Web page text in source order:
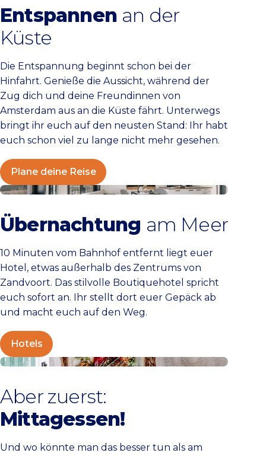
Entspannen an der
Küste
Die Entspannung beginnt schon bei der
Hinfahrt. Genieße die Aussicht, während der
Zug dich und deine Freundinnen von
Amsterdam aus an die Küste fährt. Unterwegs
bringt ihr euch auf den neusten Stand: Ihr habt
euch schon viel zu lange nicht mehr gesehen.
Plane deine Reise
Hotels
Übernachtung am Meer
10 Minuten vom Bahnhof entfernt liegt euer
Hotel, etwas außerhalb des Zentrums von
Zandvoort. Das stilvolle Boutiquehotel spricht
euch sofort an. Ihr stellt dort euer Gepäck ab
und macht euch auf den Weg.
Hotels
Alle Strandclubs
Aber zuerst:
Mittagessen!
Und wo könnte man das besser tun als am